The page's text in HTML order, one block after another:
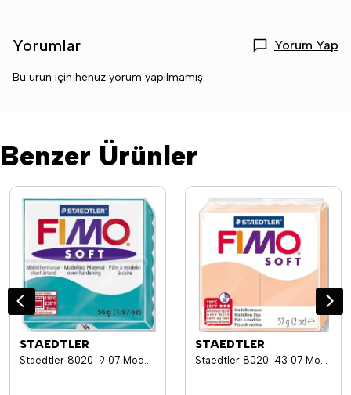
Yorumlar Yorum Yap
Bu ürün için henüz yorum yapılmamış.
Benzer Ürünler
STAEDTLER
Staedtler 8020-9 07 Modelleme Kili Fımo Soft Siyah
STAEDTLER
Staedtler 8020-43 07 Modelleme Kili Fımo Soft Açık Ten Rengi